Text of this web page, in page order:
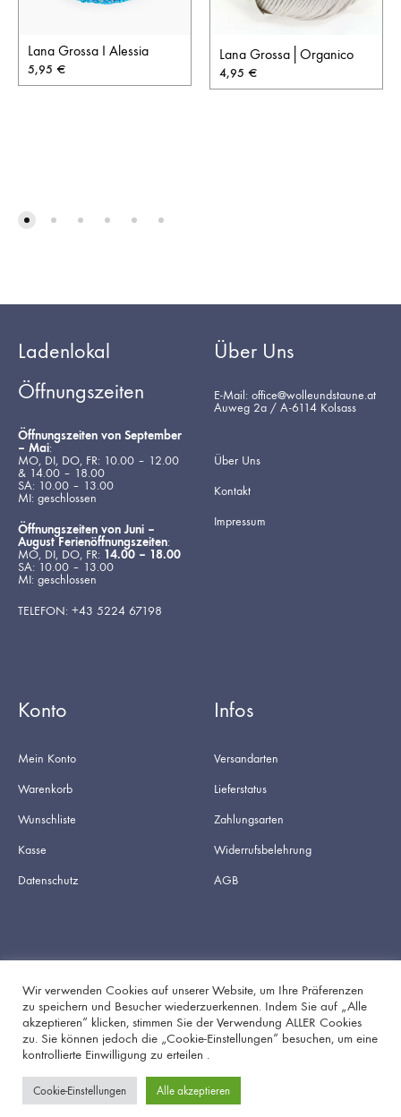
Lana Grossa I Alessia
5,95 €
Lana Grossa│Organico
4,95 €
Ladenlokal
Öffnungszeiten
Öffnungszeiten von September
– Mai:
MO, DI, DO, FR: 10.00 – 12.00
& 14.00 – 18.00
SA: 10.00 – 13.00
MI: geschlossen
Öffnungszeiten von Juni –
August Ferienöffnungszeiten:
MO, DI, DO, FR: 14.00 – 18.00
SA: 10.00 – 13.00
MI: geschlossen
TELEFON: +43 5224 67198
Über Uns
E-Mail: office@wolleundstaune.at
Auweg 2a / A-6114 Kolsass
Über Uns
Kontakt
Impressum
Konto
Mein Konto
Warenkorb
Wunschliste
Kasse
Datenschutz
Infos
Versandarten
Lieferstatus
Zahlungsarten
Widerrufsbelehrung
AGB
FacebookInstagram
Wir verwenden Cookies auf unserer Website, um Ihre Präferenzen
zu speichern und Besucher wiederzuerkennen. Indem Sie auf „Alle
akzeptieren“ klicken, stimmen Sie der Verwendung ALLER Cookies
zu. Sie können jedoch die „Cookie-Einstellungen“ besuchen, um eine
kontrollierte Einwilligung zu erteilen .
Cookie-Einstellungen Alle akzeptieren